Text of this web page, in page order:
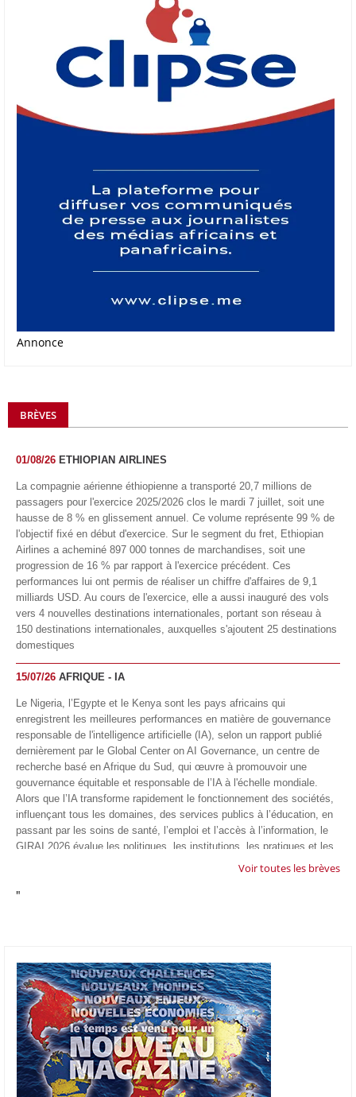
Annonce
BRÈVES
01/08/26 ETHIOPIAN AIRLINES
La compagnie aérienne éthiopienne a transporté 20,7 millions de
passagers pour l'exercice 2025/2026 clos le mardi 7 juillet, soit une
hausse de 8 % en glissement annuel. Ce volume représente 99 % de
l'objectif fixé en début d'exercice. Sur le segment du fret, Ethiopian
Airlines a acheminé 897 000 tonnes de marchandises, soit une
progression de 16 % par rapport à l'exercice précédent. Ces
performances lui ont permis de réaliser un chiffre d'affaires de 9,1
milliards USD. Au cours de l'exercice, elle a aussi inauguré des vols
vers 4 nouvelles destinations internationales, portant son réseau à
150 destinations internationales, auxquelles s'ajoutent 25 destinations
domestiques
15/07/26 AFRIQUE - IA
Le Nigeria, l’Egypte et le Kenya sont les pays africains qui
enregistrent les meilleures performances en matière de gouvernance
responsable de l'intelligence artificielle (IA), selon un rapport publié
dernièrement par le Global Center on AI Governance, un centre de
recherche basé en Afrique du Sud, qui œuvre à promouvoir une
gouvernance équitable et responsable de l’IA à l'échelle mondiale.
Alors que l’IA transforme rapidement le fonctionnement des sociétés,
influençant tous les domaines, des services publics à l’éducation, en
passant par les soins de santé, l’emploi et l’accès à l’information, le
GIRAI 2026 évalue les politiques, les institutions, les pratiques et les
conditions générales de gouvernance qui favorisent un déploiement
technologie.
appliquée d'Afrique à À Accra, au Ghana. L'annonce a été faite
mercredi 1er juillet lors du premier Google Cloud Summit du groupe
américain, qui a également indiqué avoir dépassé son objectif
d'investir un milliard de dollars sur le continent en cinq ans. Baptisée
Google Africa Applied AI Lab, la structure sera hébergée à l'AI
Community Centre d'Accra. Elle associera des fondateurs de start-up
venus de tout le continent à des chercheurs de Google et leur donnera
un accès anticipé aux derniers modèles d'IA de l'entreprise. Les
Voir toutes les brèves
"